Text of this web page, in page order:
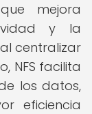
mejora
y la
centralizar
NFS facilita
los datos,
eficiencia